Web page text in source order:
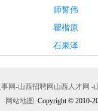
师誓伟
瞿楷原
石果泽
网-山西招聘网山西人才网 -
网站地图 Copyright © 2010-